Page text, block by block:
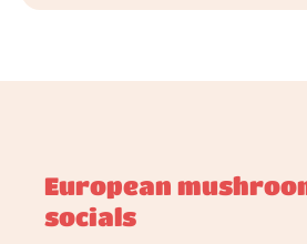
European
socials